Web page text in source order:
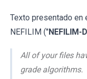
Texto presentado en
NEFILIM ("NEFILIM-
All of your files
grade algorithms.